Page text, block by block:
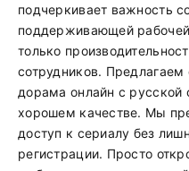
подчеркивает важность
поддерживающей
только
сотрудников.
дорама онлайн с русской
хорошем качестве. Мы
доступ к сериалу без
регистрации. Просто